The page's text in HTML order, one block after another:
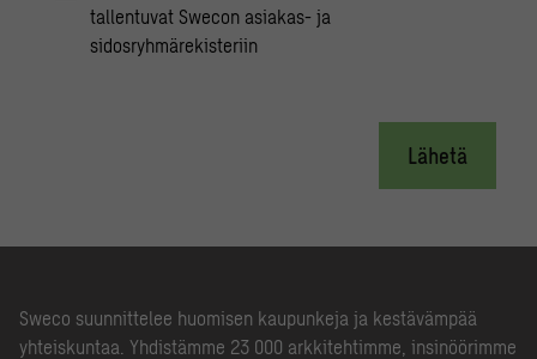
tallentuvat Swecon asiakas- ja
sidosryhmärekisteriin
Lähetä
Sweco suunnittelee huomisen kaupunkeja ja kestävämpää
yhteiskuntaa. Yhdistämme 23 000 arkkitehtimme, insinöörimme